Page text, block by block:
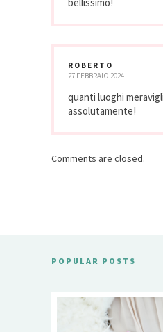
bellissimo!
ROBERTO
27 FEBBRAIO 2024
quanti luoghi
assolutamente!
Comments are closed.
POPULAR POSTS